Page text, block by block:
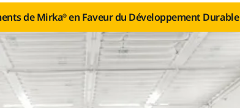
de Mirka® en Faveur du Développement Durable